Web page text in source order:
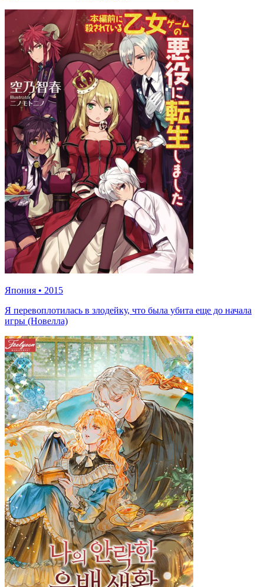
Япония • 2015
Я перевоплотилась в злодейку, что была убита еще до начала
игры (Новелла)